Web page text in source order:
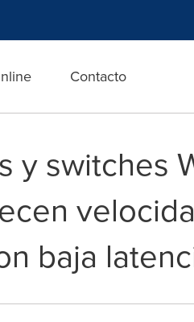
Contacto
y switches
baja